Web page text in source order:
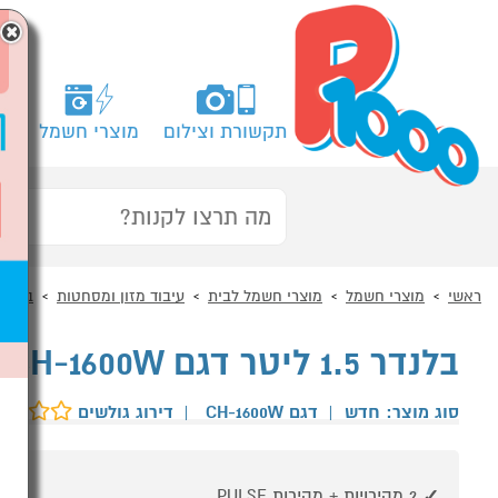
תקשורת וצילום מוצרי חשמל
ראשי מוצרי חשמל מוצרי חשמל לבית עיבוד מזון ומסחטות
בלנדר 1.5 ליטר דגם CH-1600W כרומקס CHROMEX לבן
סוג מוצר: חדש | דגם CH-1600W | דירוג גולשים
×